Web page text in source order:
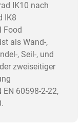
IK10 nach
IK8
Food
als Wand-,
, Seil-, und
zweiseitiger
EN 60598-2-22,